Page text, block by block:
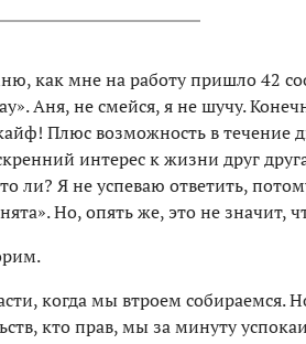
как мне на работу пришло 42
Аня, не смейся, я не шучу.
Плюс возможность в течение
интерес к жизни друг
ли? Я не успеваю ответить,
Но, опять же, это не значит,
когда мы втроем собираемся.
кто прав, мы за минуту